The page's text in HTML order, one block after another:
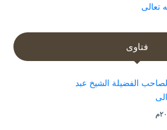
تعالى
فتاوى
الفضيلة الشيخ عبد